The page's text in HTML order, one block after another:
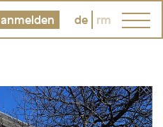
anmelden de rm